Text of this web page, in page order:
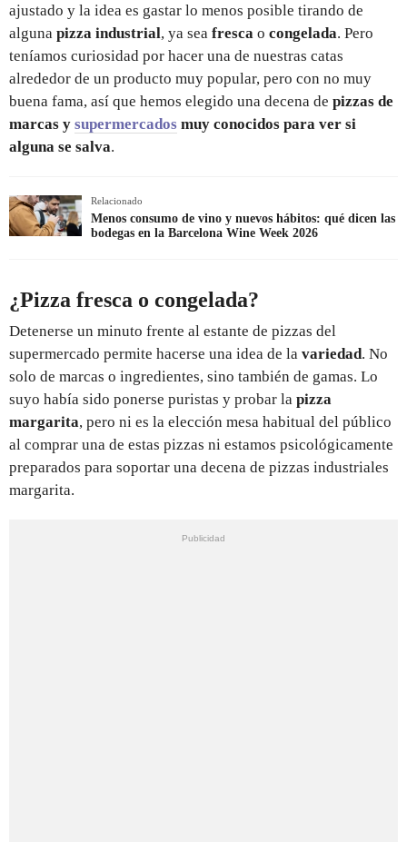
ajustado y la idea es gastar lo menos posible tirando de
alguna pizza industrial, ya sea fresca o congelada. Pero
teníamos curiosidad por hacer una de nuestras catas
alrededor de un producto muy popular, pero con no muy
buena fama, así que hemos elegido una decena de pizzas de
marcas y supermercados muy conocidos para ver si
alguna se salva.
Relacionado
Menos consumo de vino y nuevos hábitos: qué dicen las
bodegas en la Barcelona Wine Week 2026
¿Pizza fresca o congelada?
Detenerse un minuto frente al estante de pizzas del
supermercado permite hacerse una idea de la variedad. No
solo de marcas o ingredientes, sino también de gamas. Lo
suyo había sido ponerse puristas y probar la pizza
margarita, pero ni es la elección mesa habitual del público
al comprar una de estas pizzas ni estamos psicológicamente
preparados para soportar una decena de pizzas industriales
margarita.